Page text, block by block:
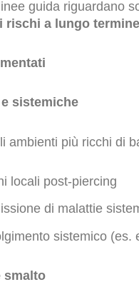
guida riguardano
rischi a lungo
sistemiche
ambienti più ricchi di
locali post-piercing
di malattie
sistemico
smalto